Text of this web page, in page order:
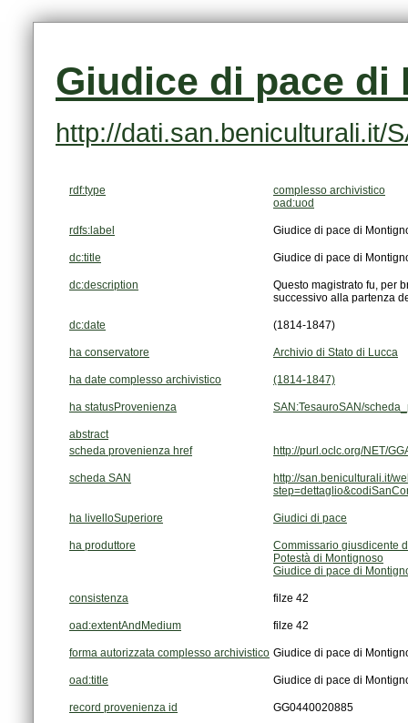
Giudice di pace di
http://dati.san.beniculturali.it/
rdf:type
complesso archivistico
oad:uod
rdfs:label Giudice di pace di
dc:title Giudice di pace di
dc:description
successivo alla partenza
dc:date (1814-1847)
ha conservatore Archivio di Stato di Lucca
ha date complesso archivistico (1814-1847)
ha statusProvenienza SAN:TesauroSAN/
abstract
scheda provenienza href
http://purl.oclc.org/NET/
scheda SAN
ha livelloSuperiore Giudici di pace
ha produttore
Commissario giusdicente
Potestà di Montignoso
Giudice di pace di
consistenza filze 42
oad:extentAndMedium filze 42
forma autorizzata complesso archivistico Giudice di pace di
oad:title Giudice di pace di
record provenienza id GG0440020885